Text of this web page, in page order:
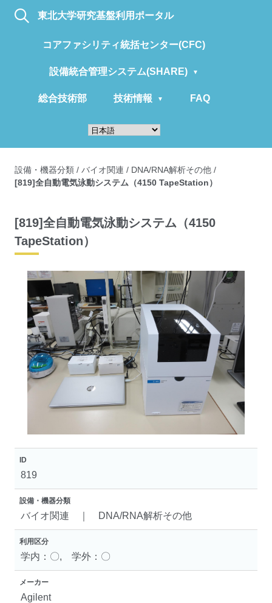
東北大学研究基盤利用ポータル
コアファシリティ統括センター(CFC)
設備統合管理システム(SHARE)
総合技術部 技術情報 FAQ
設備・機器分類 / バイオ関連 / DNA/RNA解析その他 /
[819]全自動電気泳動システム（4150 TapeStation）
[819]全自動電気泳動システム（4150
TapeStation）
ID
819
設備・機器分類
バイオ関連 ｜ DNA/RNA解析その他
利用区分
学内：〇, 学外：〇
メーカー
Agilent